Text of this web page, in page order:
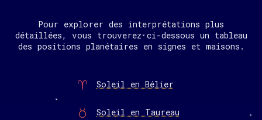
Pour explorer des interprétations plus
détaillées, vous trouverez ci-dessous un tableau
des positions planétaires en signes et maisons.
Soleil en Bélier
Soleil en Taureau